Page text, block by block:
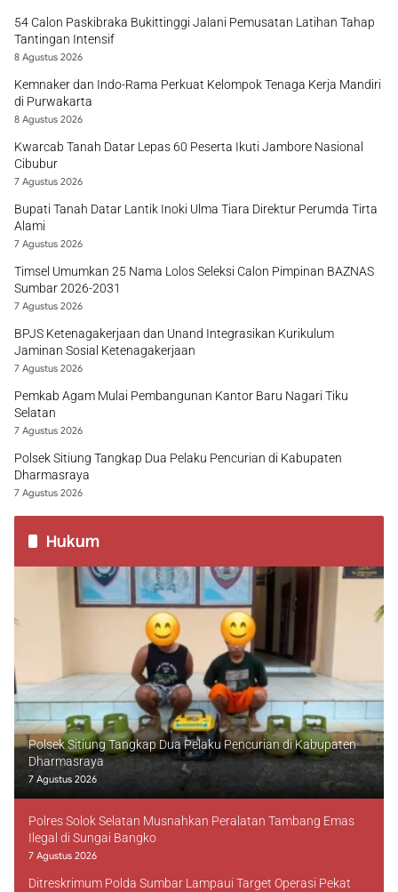
54 Calon Paskibraka Bukittinggi Jalani Pemusatan Latihan Tahap
Tantingan Intensif
8 Agustus 2026
Kemnaker dan Indo-Rama Perkuat Kelompok Tenaga Kerja Mandiri
di Purwakarta
8 Agustus 2026
Kwarcab Tanah Datar Lepas 60 Peserta Ikuti Jambore Nasional
Cibubur
7 Agustus 2026
Bupati Tanah Datar Lantik Inoki Ulma Tiara Direktur Perumda Tirta
Alami
7 Agustus 2026
Timsel Umumkan 25 Nama Lolos Seleksi Calon Pimpinan BAZNAS
Sumbar 2026-2031
7 Agustus 2026
BPJS Ketenagakerjaan dan Unand Integrasikan Kurikulum
Jaminan Sosial Ketenagakerjaan
7 Agustus 2026
Pemkab Agam Mulai Pembangunan Kantor Baru Nagari Tiku
Selatan
7 Agustus 2026
Polsek Sitiung Tangkap Dua Pelaku Pencurian di Kabupaten
Dharmasraya
7 Agustus 2026
Hukum
Polsek Sitiung Tangkap Dua Pelaku Pencurian di Kabupaten
Dharmasraya
7 Agustus 2026
Polres Solok Selatan Musnahkan Peralatan Tambang Emas
Ilegal di Sungai Bangko
7 Agustus 2026
Ditreskrimum Polda Sumbar Lampaui Target Operasi Pekat